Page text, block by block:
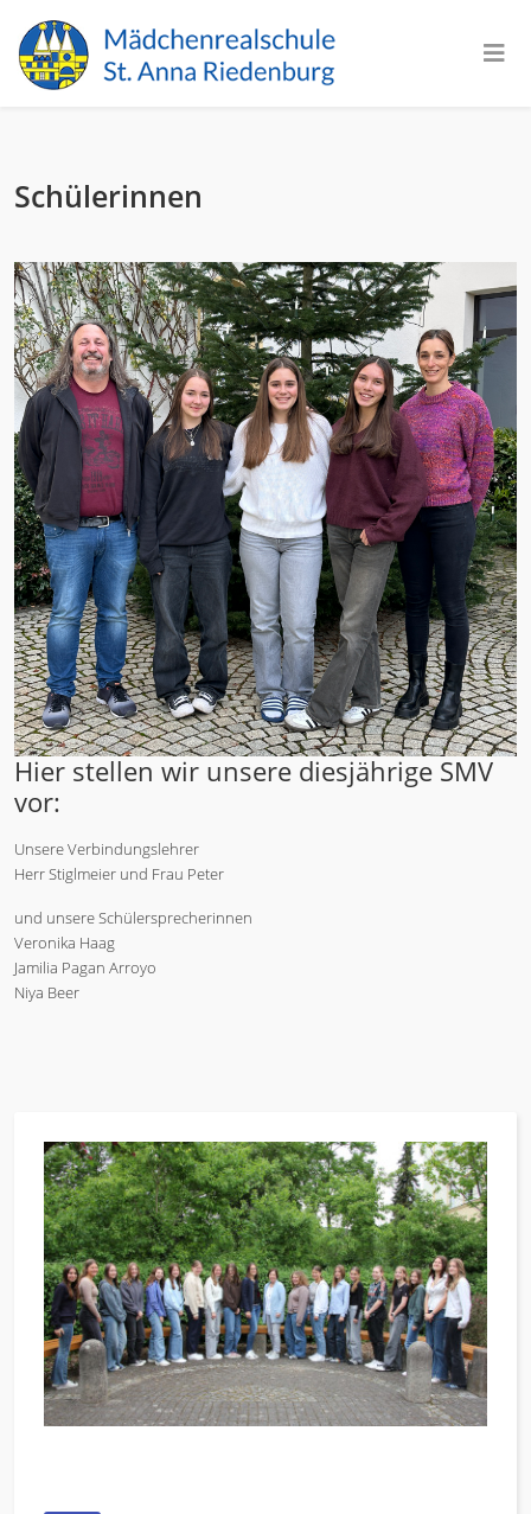
Schülerinnen
Hier stellen wir unsere diesjährige SMV
vor:
Unsere Verbindungslehrer
Herr Stiglmeier und Frau Peter
und unsere Schülersprecherinnen
Veronika Haag
Jamilia Pagan Arroyo
Niya Beer